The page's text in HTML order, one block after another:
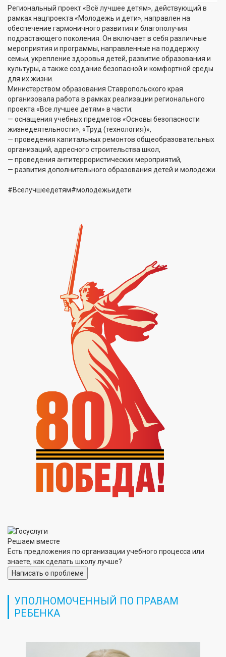
Региональный проект «Всё лучшее детям», действующий в
рамках нацпроекта «Молодежь и дети», направлен на
обеспечение гармоничного развития и благополучия
подрастающего поколения. Он включает в себя различные
мероприятия и программы, направленные на поддержку
семьи, укрепление здоровья детей, развитие образования и
культуры, а также создание безопасной и комфортной среды
для их жизни.
Министерством образования Ставропольского края
организовала работа в рамках реализации регионального
проекта «Все лучшее детям» в части:
— оснащения учебных предметов «Основы безопасности
жизнедеятельности», «Труд (технология)»,
— проведения капитальных ремонтов общеобразовательных
организаций, адресного строительства школ,
— проведения антитеррористических мероприятий,
— развития дополнительного образования детей и молодежи.
#Вселучшеедетям#молодежьидети
Решаем вместе
Есть предложения по организации учебного процесса или
знаете, как сделать школу лучше?
Написать о проблеме
УПОЛНОМОЧЕННЫЙ ПО ПРАВАМ
РЕБЕНКА